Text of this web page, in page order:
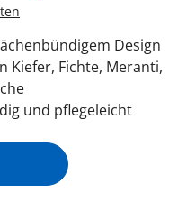
Design
Kiefer, Fichte, Meranti,
und pflegeleicht